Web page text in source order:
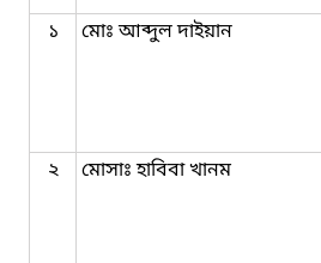
১ মোঃ আব্দুল দাইয়ান
২ মোসাঃ হাবিবা খানম